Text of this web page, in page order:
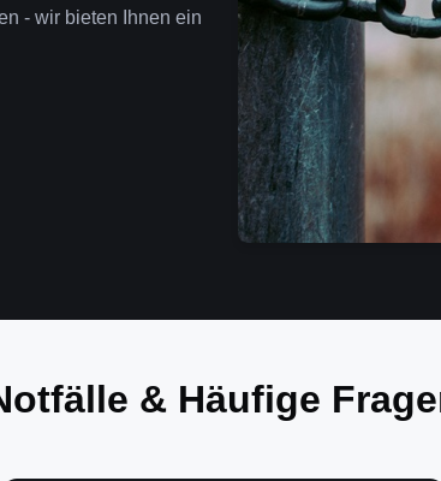
- wir bieten Ihnen ein
& Häufige